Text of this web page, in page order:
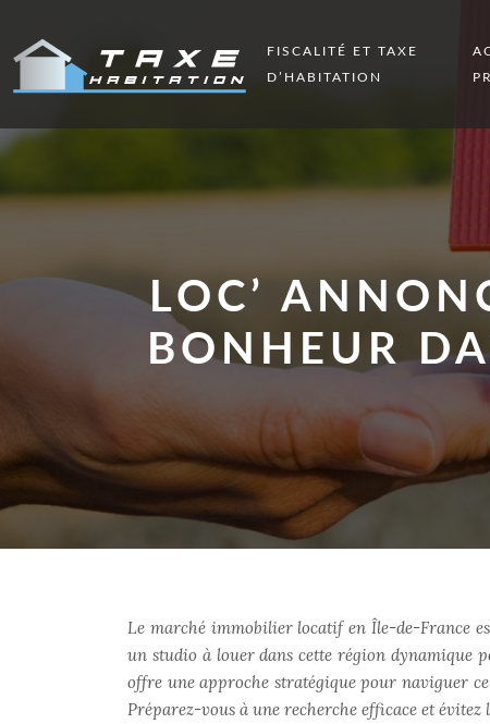
FISCALITÉ ET TAXE
D’HABITATION
LOC’
BONHEUR
Le marché immobilier locatif en Île-de-France
un studio à louer dans cette région dynamique
offre une approche stratégique pour naviguer ce
Préparez-vous à une recherche efficace et évitez